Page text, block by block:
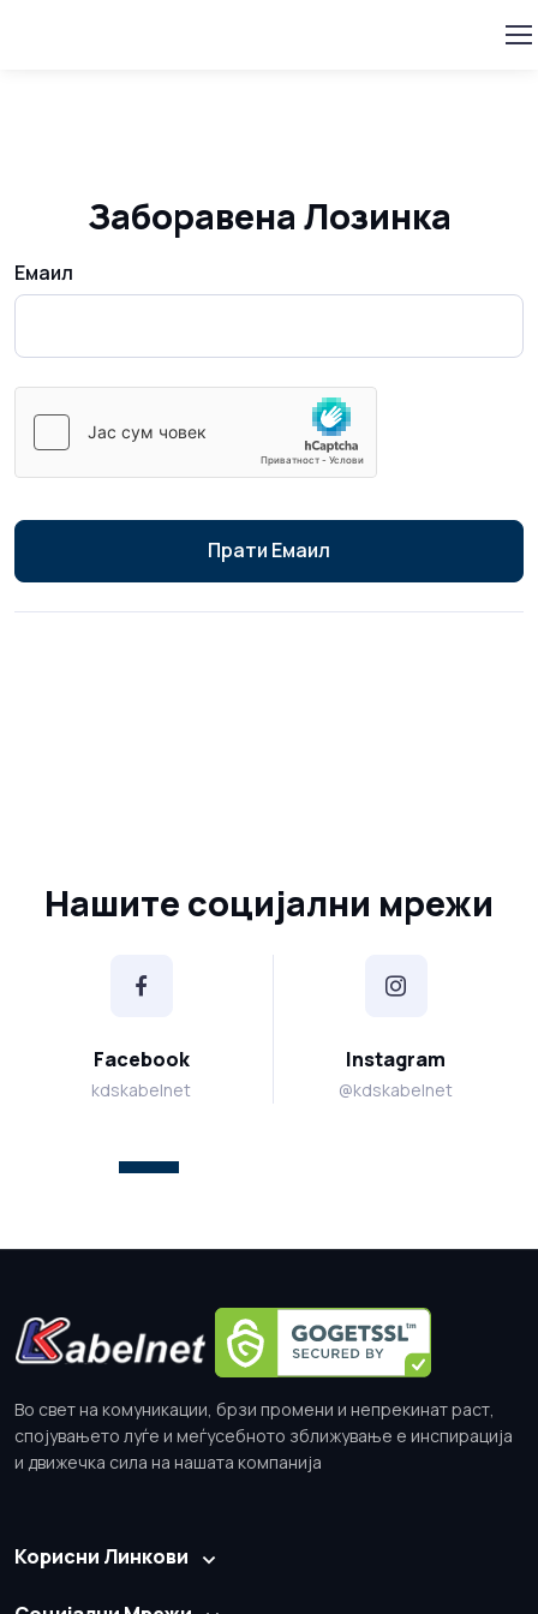
Заборавена Лозинка
Емаил
Прати Емаил
Нашите социјални мрежи
Facebook
kdskabelnet
Instagram
@kdskabelnet
Во свет на комуникации, брзи промени и непрекинат раст,
спојувањето луѓе и меѓусебното зближување е инспирација
и движечка сила на нашата компанија
Корисни Линкови